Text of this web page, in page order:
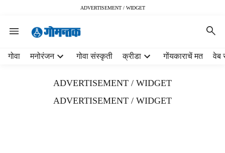
ADVERTISEMENT / WIDGET
गोवा मनोरंजन गोवा संस्कृती क्रीडा गोंयकाराचें मत वेब
ADVERTISEMENT / WIDGET
ADVERTISEMENT / WIDGET